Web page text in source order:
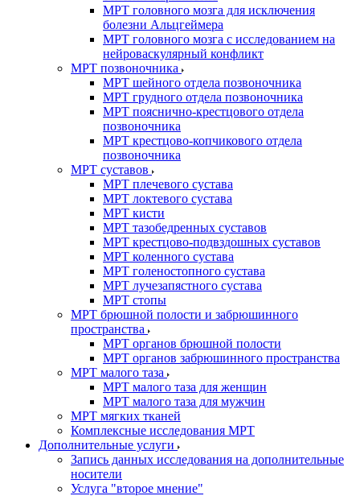
МРТ головного мозга для исключения
болезни Альцгеймера
МРТ головного мозга с исследованием на
нейроваскулярный конфликт
МРТ позвоночника
МРТ шейного отдела позвоночника
МРТ грудного отдела позвоночника
МРТ пояснично-крестцового отдела
позвоночника
МРТ крестцово-копчикового отдела
позвоночника
МРТ суставов
МРТ плечевого сустава
МРТ локтевого сустава
МРТ кисти
МРТ тазобедренных суставов
МРТ крестцово-подвздошных суставов
МРТ коленного сустава
МРТ голеностопного сустава
МРТ лучезапястного сустава
МРТ стопы
МРТ брюшной полости и забрюшинного
пространства
МРТ органов брюшной полости
МРТ органов забрюшинного пространства
МРТ малого таза
МРТ малого таза для женщин
МРТ малого таза для мужчин
МРТ мягких тканей
Комплексные исследования МРТ
Дополнительные услуги
Запись данных исследования на дополнительные
носители
Услуга "второе мнение"